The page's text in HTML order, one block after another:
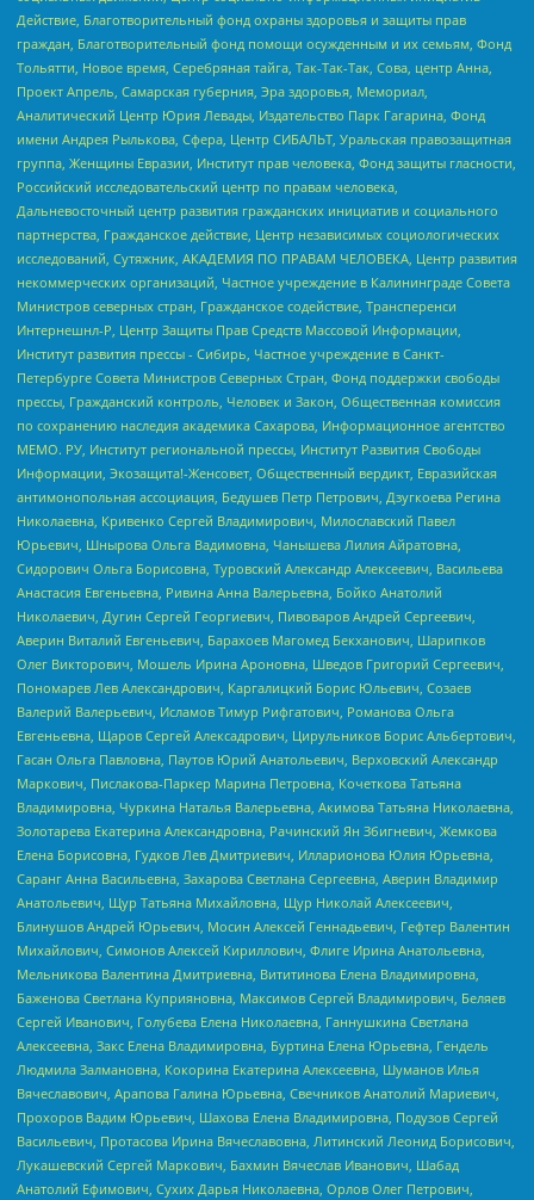
Действие, Благотворительный фонд охраны здоровья и защиты прав
граждан, Благотворительный фонд помощи осужденным и их семьям, Фонд
Тольятти, Новое время, Серебряная тайга, Так-Так-Так, Сова, центр Анна,
Проект Апрель, Самарская губерния, Эра здоровья, Мемориал,
Аналитический Центр Юрия Левады, Издательство Парк Гагарина, Фонд
имени Андрея Рылькова, Сфера, Центр СИБАЛЬТ, Уральская правозащитная
группа, Женщины Евразии, Институт прав человека, Фонд защиты гласности,
Российский исследовательский центр по правам человека,
Дальневосточный центр развития гражданских инициатив и социального
партнерства, Гражданское действие, Центр независимых социологических
исследований, Сутяжник, АКАДЕМИЯ ПО ПРАВАМ ЧЕЛОВЕКА, Центр развития
некоммерческих организаций, Частное учреждение в Калининграде Совета
Министров северных стран, Гражданское содействие, Трансперенси
Интернешнл-Р, Центр Защиты Прав Средств Массовой Информации,
Институт развития прессы - Сибирь, Частное учреждение в Санкт-
Петербурге Совета Министров Северных Стран, Фонд поддержки свободы
прессы, Гражданский контроль, Человек и Закон, Общественная комиссия
по сохранению наследия академика Сахарова, Информационное агентство
МЕМО. РУ, Институт региональной прессы, Институт Развития Свободы
Информации, Экозащита!-Женсовет, Общественный вердикт, Евразийская
антимонопольная ассоциация, Бедушев Петр Петрович, Дзугкоева Регина
Николаевна, Кривенко Сергей Владимирович, Милославский Павел
Юрьевич, Шнырова Ольга Вадимовна, Чанышева Лилия Айратовна,
Сидорович Ольга Борисовна, Туровский Александр Алексеевич, Васильева
Анастасия Евгеньевна, Ривина Анна Валерьевна, Бойко Анатолий
Николаевич, Дугин Сергей Георгиевич, Пивоваров Андрей Сергеевич,
Аверин Виталий Евгеньевич, Барахоев Магомед Бекханович, Шарипков
Олег Викторович, Мошель Ирина Ароновна, Шведов Григорий Сергеевич,
Пономарев Лев Александрович, Каргалицкий Борис Юльевич, Созаев
Валерий Валерьевич, Исламов Тимур Рифгатович, Романова Ольга
Евгеньевна, Щаров Сергей Алексадрович, Цирульников Борис Альбертович,
Гасан Ольга Павловна, Паутов Юрий Анатольевич, Верховский Александр
Маркович, Пислакова-Паркер Марина Петровна, Кочеткова Татьяна
Владимировна, Чуркина Наталья Валерьевна, Акимова Татьяна Николаевна,
Золотарева Екатерина Александровна, Рачинский Ян Збигневич, Жемкова
Елена Борисовна, Гудков Лев Дмитриевич, Илларионова Юлия Юрьевна,
Саранг Анна Васильевна, Захарова Светлана Сергеевна, Аверин Владимир
Анатольевич, Щур Татьяна Михайловна, Щур Николай Алексеевич,
Блинушов Андрей Юрьевич, Мосин Алексей Геннадьевич, Гефтер Валентин
Михайлович, Симонов Алексей Кириллович, Флиге Ирина Анатольевна,
Мельникова Валентина Дмитриевна, Вититинова Елена Владимировна,
Баженова Светлана Куприяновна, Максимов Сергей Владимирович, Беляев
Сергей Иванович, Голубева Елена Николаевна, Ганнушкина Светлана
Алексеевна, Закс Елена Владимировна, Буртина Елена Юрьевна, Гендель
Людмила Залмановна, Кокорина Екатерина Алексеевна, Шуманов Илья
Вячеславович, Арапова Галина Юрьевна, Свечников Анатолий Мариевич,
Прохоров Вадим Юрьевич, Шахова Елена Владимировна, Подузов Сергей
Васильевич, Протасова Ирина Вячеславовна, Литинский Леонид Борисович,
Лукашевский Сергей Маркович, Бахмин Вячеслав Иванович, Шабад
Анатолий Ефимович, Сухих Дарья Николаевна, Орлов Олег Петрович,